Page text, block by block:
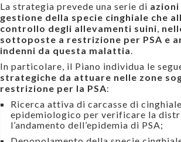
La strategia prevede una serie di
gestione della specie cinghiale che
controllo degli allevamenti suini,
sottoposte a restrizione per PSA e
indenni da questa malattia.
In particolare, il Piano individua le
strategiche da attuare nelle zone
restrizione per la PSA:
Ricerca attiva di carcasse di
epidemiologico per verificare la
l’andamento dell’epidemia di PSA;